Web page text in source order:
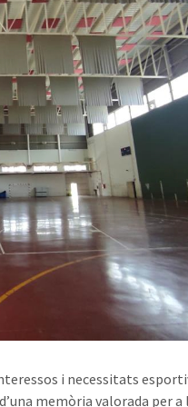
i necessitats
memòria valorada per a